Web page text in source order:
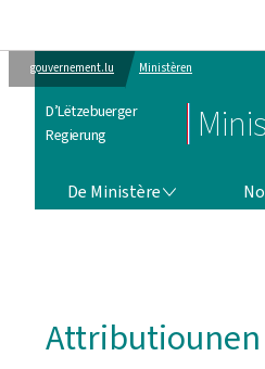
gouvernement.lu Ministèren
D’Lëtzebuerger
Regierung
De Ministère
Attributiounen